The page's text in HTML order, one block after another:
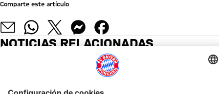
Comparte este artículo
NOTICIAS RELACIONADAS
TRAS EL AUDI FOOTBALL SUMMIT
Kompany:
del
AUDI SUMMER TOUR 2026
Así
FINAL DE LA GIRA POR ASIA
Victorias,
alcance
AUDI FOOTBALL SUMMIT
GALERÍA
GALERÍA
GALERÍA